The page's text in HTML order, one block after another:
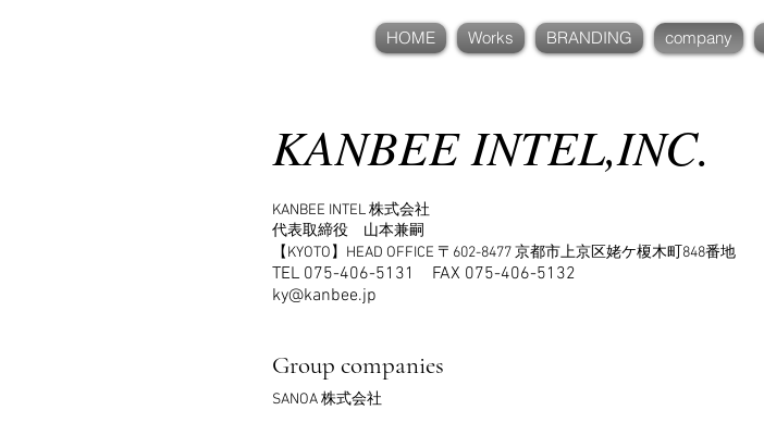
HOME Works BRANDING company
KANBEE INTEL,INC.
KANBEE INTEL 株式会社
代表取締役 山本兼嗣
【KYOTO】HEAD OFFICE 〒602-8477 京都市上京区姥ケ榎木町848番地
TEL 075-406-5131​ FAX 075-406-5132​
ky@kanbee.jp
Group companies
SANOA 株式会社